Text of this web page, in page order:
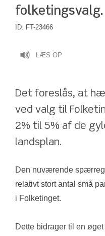
folketingsvalg.
ID: FT-23466
LÆS OP
Det foreslås, at
ved valg til
2% til 5% af de
landsplan.
Den nuværende
relativt stort antal små
i Folketinget.
Dette bidrager til en